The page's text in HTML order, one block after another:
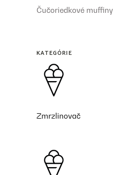
Čučoriedkové muffiny
KATEGÓRIE
Zmrzlinovač